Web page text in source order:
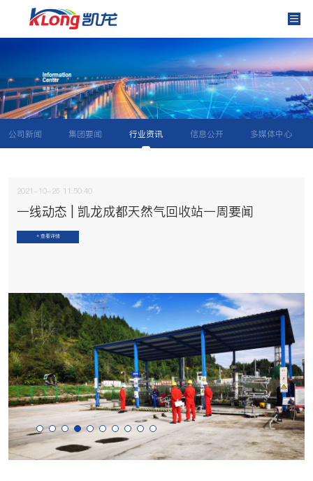
公司新闻 集团要闻 行业资讯 信息公开 多媒体中心
2021-10-26 11:50:40
一线动态 | 凯龙成都天然气回收站一周要闻
+ 查看详情